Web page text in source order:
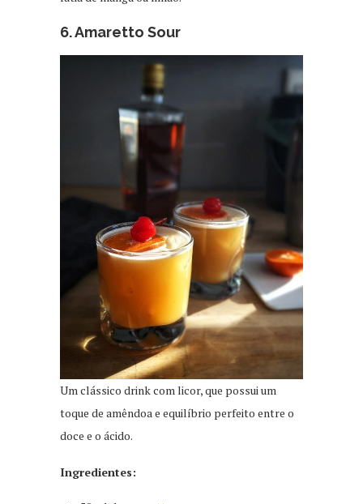
6. Amaretto Sour
Um clássico drink com licor, que possui um
toque de amêndoa e equilíbrio perfeito entre o
doce e o ácido.
Ingredientes: